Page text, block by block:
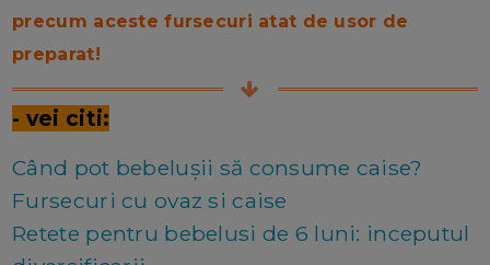
precum aceste fursecuri atat de usor de
preparat!
- vei citi:
Când pot bebelușii să consume caise?
Fursecuri cu ovaz si caise
Retete pentru bebelusi de 6 luni: inceputul